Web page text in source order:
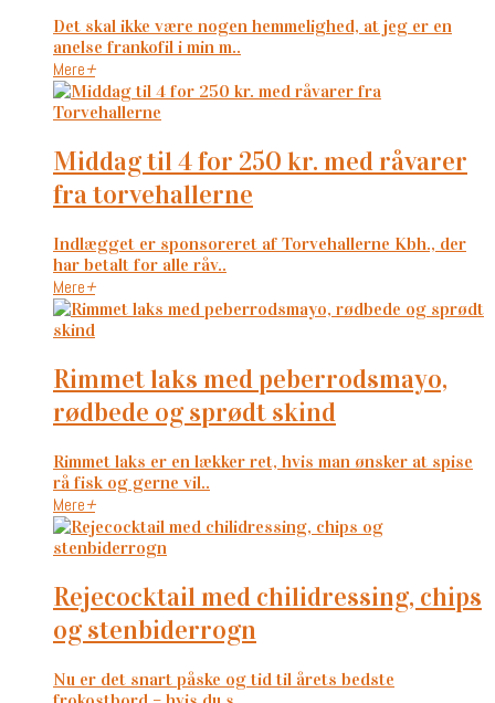
Det skal ikke være nogen hemmelighed, at jeg er en
anelse frankofil i min m..
Mere+
middag til 4 for 250 kr. med råvarer
fra torvehallerne
Indlægget er sponsoreret af Torvehallerne Kbh., der
har betalt for alle råv..
Mere+
rimmet laks med peberrodsmayo,
rødbede og sprødt skind
Rimmet laks er en lækker ret, hvis man ønsker at spise
rå fisk og gerne vil..
Mere+
rejecocktail med chilidressing, chips
og stenbiderrogn
Nu er det snart påske og tid til årets bedste